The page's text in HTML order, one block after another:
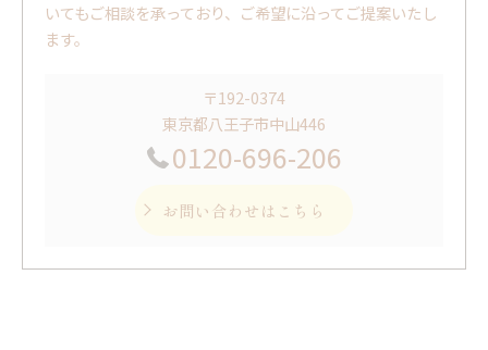
いてもご相談を承っており、ご希望に沿ってご提案いたし
ます。
〒192-0374
東京都八王子市中山446
0120-696-206
お問い合わせはこちら